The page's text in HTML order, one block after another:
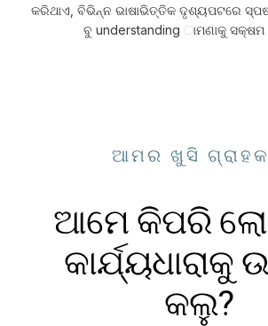
କରିଥାଏ, ବିଭିନ୍ନ ଭାଷାଭିତ୍ତିକ ଦୃଶ୍ୟପଟରେ
ବୁ understanding ାମଣାକୁ ସକ୍ଷମ
ଆମର ଖୁସି ଗ୍ରାହକ
ଆମେ କିପରି
କାର୍ଯ୍ୟଧାରାକୁ
କଲୁ?